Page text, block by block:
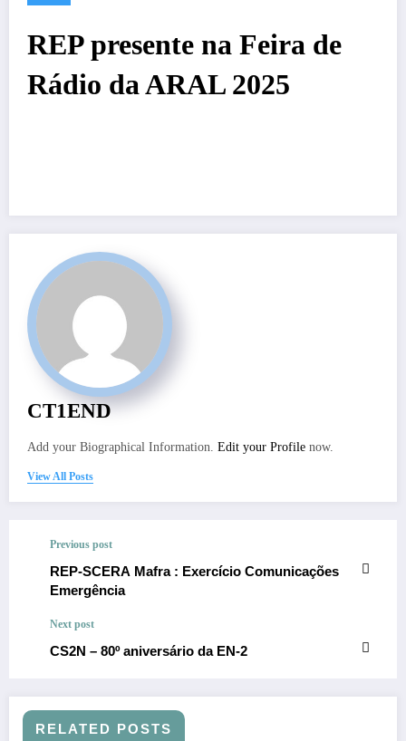
REP presente na Feira de
Rádio da ARAL 2025
CT1END
Add your Biographical Information. Edit your Profile now.
View All Posts
Previous post
REP-SCERA Mafra : Exercício Comunicações
Emergência
Next post
CS2N – 80º aniversário da EN-2
RELATED POSTS